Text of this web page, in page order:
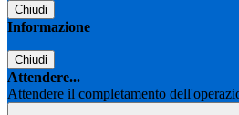
Chiudi
Informazione
Chiudi
Attendere...
Attendere il completamento